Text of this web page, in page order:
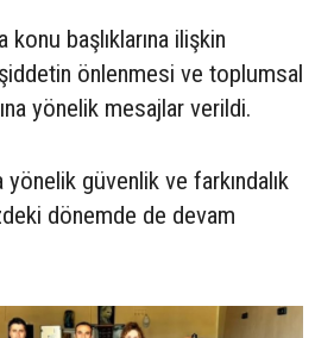
konu başlıklarına ilişkin
şiddetin önlenmesi ve toplumsal
yönelik mesajlar verildi.
yönelik güvenlik ve farkındalık
dönemde de devam